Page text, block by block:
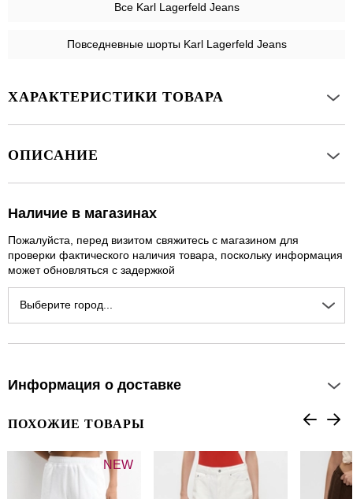
Все Karl Lagerfeld Jeans
Повседневные шорты Karl Lagerfeld Jeans
ХАРАКТЕРИСТИКИ ТОВАРА
ОПИСАНИЕ
Наличие в магазинах
Пожалуйста, перед визитом свяжитесь с магазином для
проверки фактического наличия товара, поскольку информация
может обновляться с задержкой
Выберите город...
Информация о доставке
ПОХОЖИЕ ТОВАРЫ
NEW